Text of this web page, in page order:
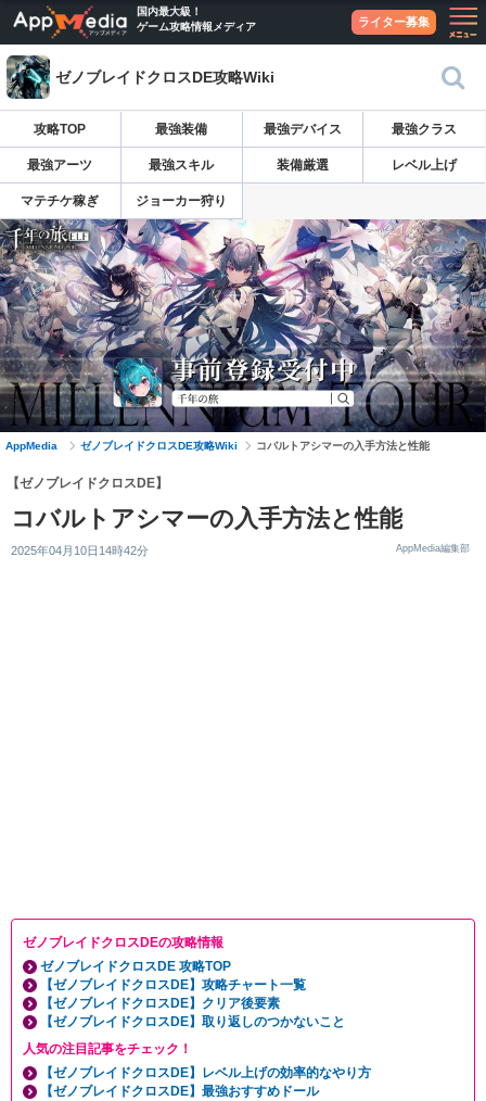
国内最大級！
ゲーム攻略情報メディア
ライター募集
ゼノブレイドクロスDE攻略Wiki
攻略TOP 最強装備 最強デバイス 最強クラス
最強アーツ 最強スキル 装備厳選 レベル上げ
マテチケ稼ぎ ジョーカー狩り
AppMedia ゼノブレイドクロスDE攻略Wiki コバルトアシマーの入手方法と性能
【ゼノブレイドクロスDE】
コバルトアシマーの入手方法と性能
2025年04月10日14時42分 AppMedia編集部
ゼノブレイドクロスDEの攻略情報
ゼノブレイドクロスDE 攻略TOP
【ゼノブレイドクロスDE】攻略チャート一覧
【ゼノブレイドクロスDE】クリア後要素
【ゼノブレイドクロスDE】取り返しのつかないこと
人気の注目記事をチェック！
【ゼノブレイドクロスDE】レベル上げの効率的なやり方
【ゼノブレイドクロスDE】最強おすすめドール